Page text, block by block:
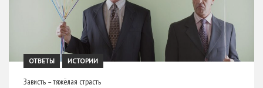
ОТВЕТЫ ИСТОРИИ
Зависть – тяжёлая страсть